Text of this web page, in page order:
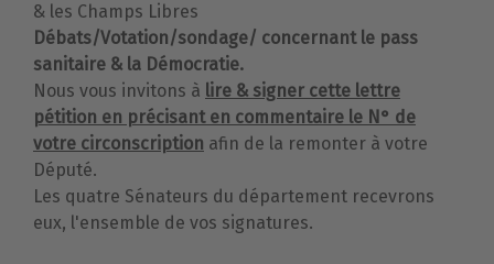
& les Champs Libres
Débats/Votation/sondage/ concernant le pass
sanitaire & la Démocratie.
Nous vous invitons à lire & signer cette lettre
pétition en précisant en commentaire le N° de
votre circonscription afin de la remonter à votre
Député.
Les quatre Sénateurs du département recevrons
eux, l'ensemble de vos signatures.